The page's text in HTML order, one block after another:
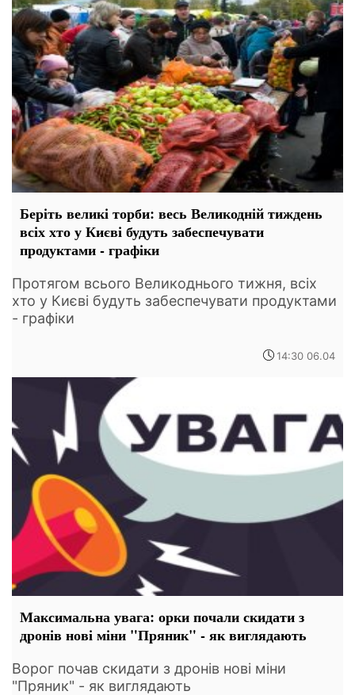
Беріть великі торби: весь Великодній тиждень
всіх хто у Києві будуть забеспечувати
продуктами - графіки
Протягом всього Великоднього тижня, всіх
хто у Києві будуть забеспечувати продуктами
- графіки
14:30 06.04
Максимальна увага: орки почали скидати з
дронів нові міни "Пряник" - як виглядають
Ворог почав скидати з дронів нові міни
"Пряник" - як виглядають